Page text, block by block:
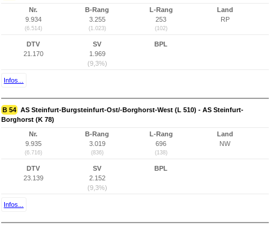
Nr.
9.934
(6.514)
B-Rang
3.255
(1.023)
L-Rang
253
(102)
Land
RP
DTV
21.170
SV
1.969
(9,3%)
BPL
Infos...
B 54 AS Steinfurt-Burgsteinfurt-Ost/-Borghorst-West (L 510) - AS Steinfurt-
Borghorst (K 78)
Nr.
9.935
(6.716)
B-Rang
3.019
(836)
L-Rang
696
(138)
Land
NW
DTV
23.139
SV
2.152
(9,3%)
BPL
Infos...